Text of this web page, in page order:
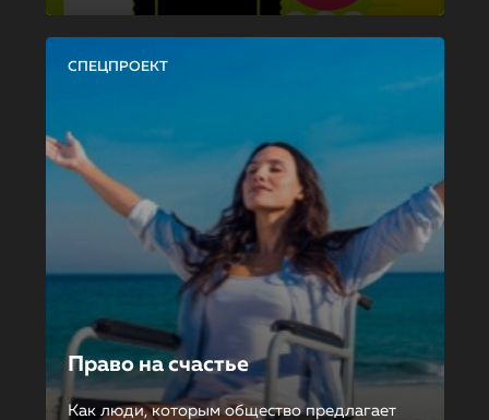
СПЕЦПРОЕКТ
Право на счастье
Как люди, которым общество предлагает